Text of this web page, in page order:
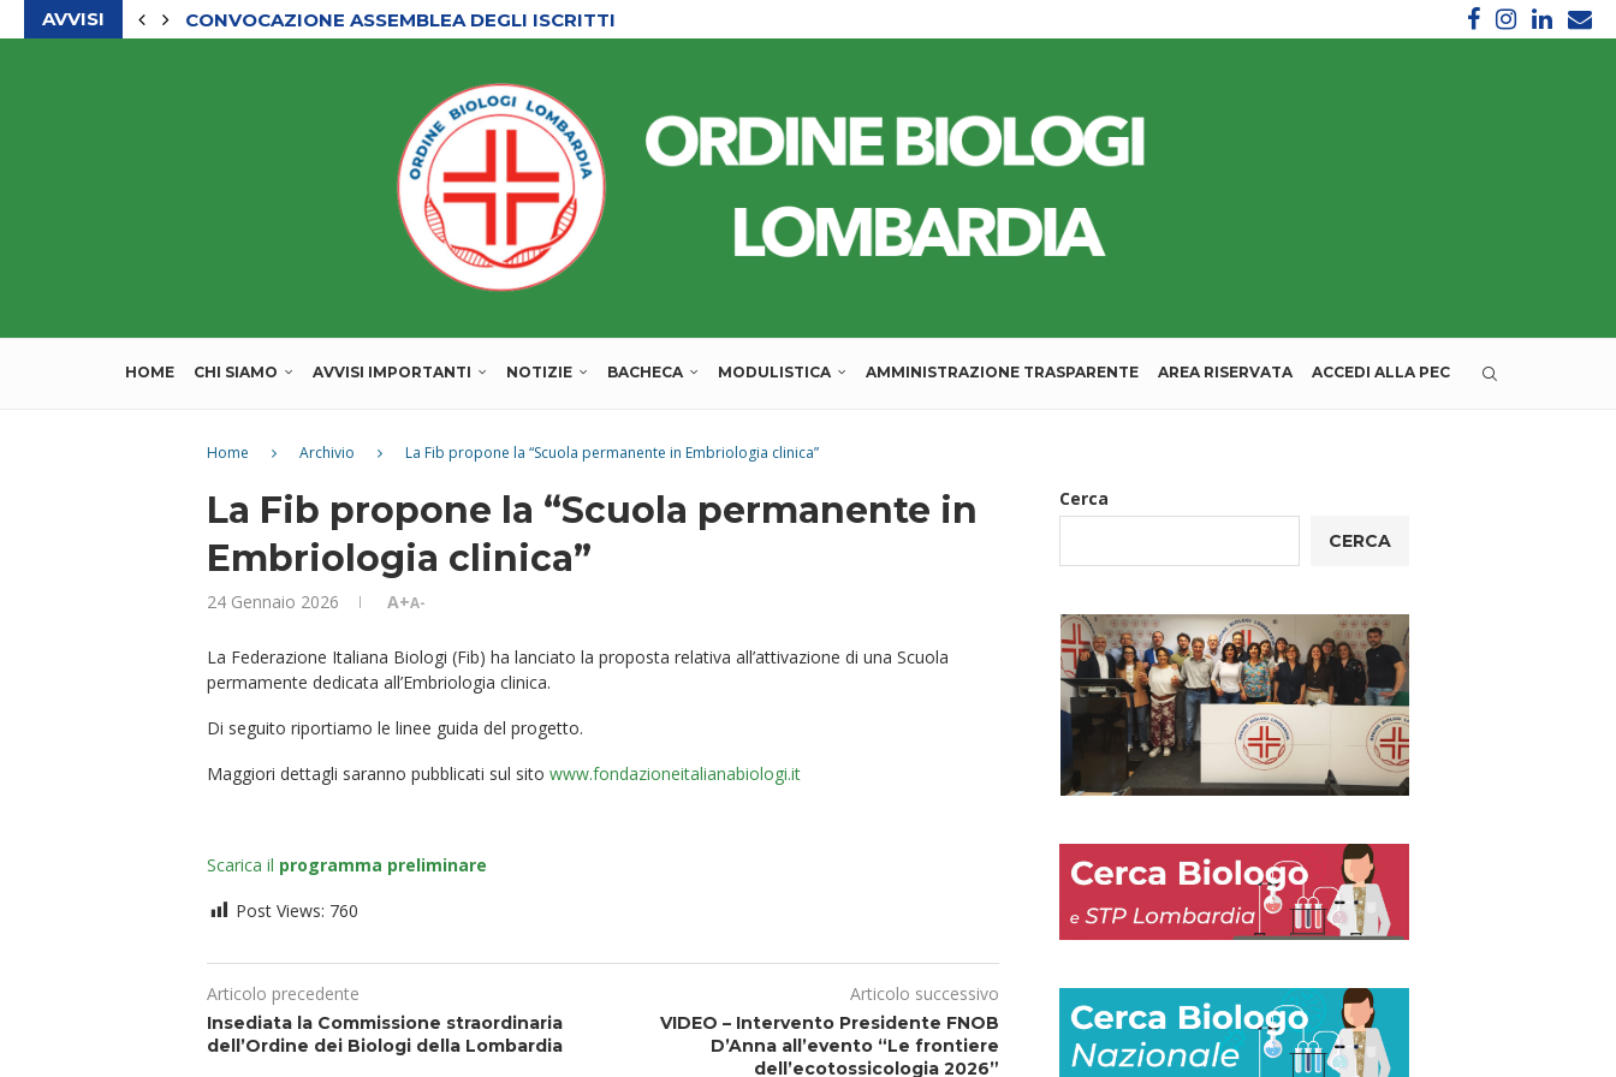
AVVISI
CONVOCAZIONE ASSEMBLEA DEGLI ISCRITTI
HOME CHI SIAMO AVVISI IMPORTANTI NOTIZIE BACHECA MODULISTICA AMMINISTRAZIONE TRASPARENTE AREA RISERVATA ACCEDI ALLA PEC
Home Archivio La Fib propone la “Scuola permanente in Embriologia clinica”
La Fib propone la “Scuola permanente in
Embriologia clinica”
24 Gennaio 2026 A+A-
La Federazione Italiana Biologi (Fib) ha lanciato la proposta relativa all’attivazione di una Scuola
permamente dedicata all’Embriologia clinica.
Di seguito riportiamo le linee guida del progetto.
Maggiori dettagli saranno pubblicati sul sito www.fondazioneitalianabiologi.it
Scarica il programma preliminare
Post Views: 760
Articolo precedente
Insediata la Commissione straordinaria
dell’Ordine dei Biologi della Lombardia
Articolo successivo
VIDEO – Intervento Presidente FNOB
D’Anna all’evento “Le frontiere
dell’ecotossicologia 2026”
Cerca
CERCA